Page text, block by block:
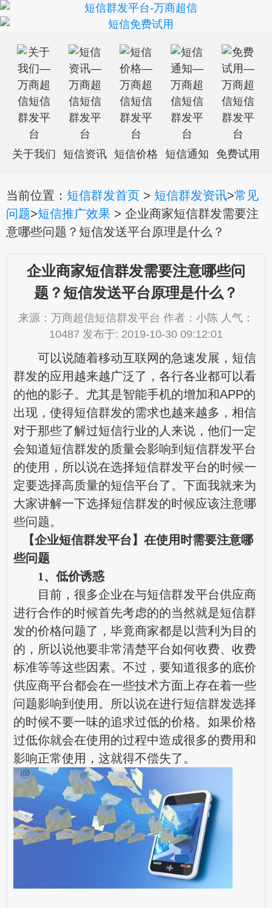
关于我们 短信资讯 短信价格 短信通知 免费试用
当前位置： 短信群发首页 > 短信群发资讯>常见
问题>短信推广效果 > 企业商家短信群发需要注
意哪些问题？短信发送平台原理是什么？
企业商家短信群发需要注意哪些问
题？短信发送平台原理是什么？
来源：万商超信短信群发平台 作者：小陈 人气：
10487 发布于: 2019-10-30 09:12:01
可以说随着移动互联网的急速发展，短信
群发的应用越来越广泛了，各行各业都可以看
的他的影子。尤其是智能手机的增加和APP的
出现，使得短信群发的需求也越来越多，相信
对于那些了解过短信行业的人来说，他们一定
会知道短信群发的质量会影响到短信群发平台
的使用，所以说在选择短信群发平台的时候一
定要选择高质量的短信平台了。下面我就来为
大家讲解一下选择短信群发的时候应该注意哪
些问题。
【企业短信群发平台】在使用时需要注意哪
些问题
1、低价诱惑
目前，很多企业在与短信群发平台供应商
进行合作的时候首先考虑的的当然就是短信群
发的价格问题了，毕竟商家都是以营利为目的
的，所以说他要非常清楚平台如何收费、收费
标准等等这些因素。不过，要知道很多的底价
供应商平台都会在一些技术方面上存在着一些
问题影响到使用。所以说在进行短信群发选择
的时候不要一味的追求过低的价格。如果价格
过低你就会在使用的过程中造成很多的费用和
影响正常使用，这就得不偿失了。